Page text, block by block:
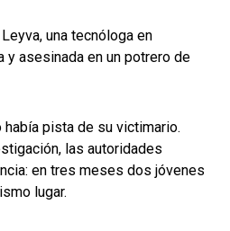
una tecnóloga en
y asesinada en un potrero de
había pista de su victimario.
las autoridades
en tres meses dos jóvenes
lugar.